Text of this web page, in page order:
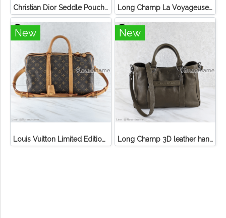
Christian Dior Seddle Pouch Accessory Hand Bag Long Champ La Voyageuse Bag Leather
New
Louis Vuitton Limited Edition Monogram Canvas Sofia Coppola SC Bag
New
Long Champ 3D leather handbag